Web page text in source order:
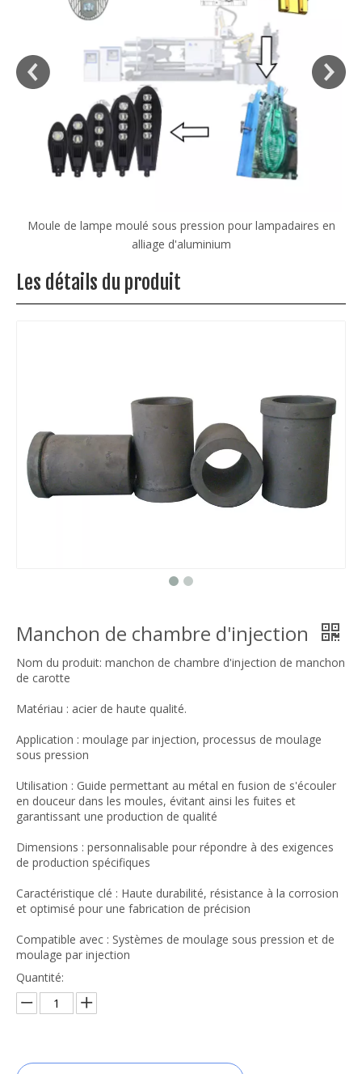
Moule de lampe moulé sous pression pour lampadaires en
alliage d'aluminium
Les détails du produit
Manchon de chambre d'injection
Nom du produit: manchon de chambre d'injection de manchon
de carotte
Matériau : acier de haute qualité.
Application : moulage par injection, processus de moulage
sous pression
Utilisation : Guide permettant au métal en fusion de s'écouler
en douceur dans les moules, évitant ainsi les fuites et
garantissant une production de qualité
Dimensions : personnalisable pour répondre à des exigences
de production spécifiques
Caractéristique clé : Haute durabilité, résistance à la corrosion
et optimisé pour une fabrication de précision
Compatible avec : Systèmes de moulage sous pression et de
moulage par injection
Quantité: